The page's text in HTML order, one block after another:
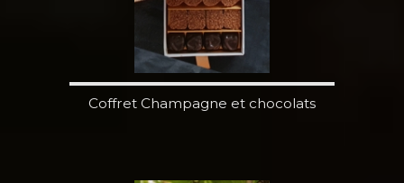
Coffret Champagne et chocolats